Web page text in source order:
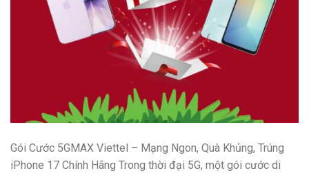
Gói Cước 5GMAX Viettel – Mạng Ngon, Quà Khủng, Trúng
iPhone 17 Chính Hãng Trong thời đại 5G, một gói cước di